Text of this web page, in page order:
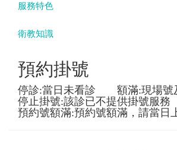
服務特色
衛教知識
預約掛號
停診:當日未看診 額滿:現場號
停止掛號:該診已不提供掛號服務
預約號額滿:預約號額滿，請當日